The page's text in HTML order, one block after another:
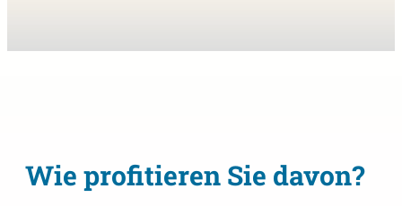
Wie profitieren Sie davon?